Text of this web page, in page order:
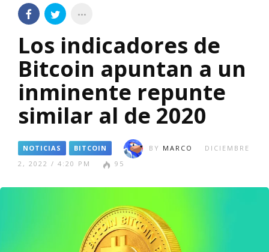
Los indicadores de
Bitcoin apuntan a un
inminente repunte
similar al de 2020
NOTICIAS BITCOIN BY MARCO
DICIEMBRE
2, 2022 / 4:20 PM
95